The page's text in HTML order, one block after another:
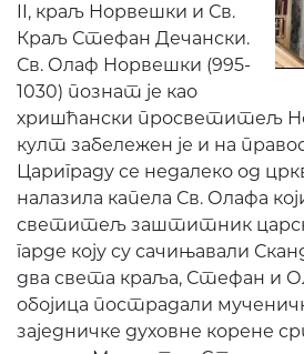
II, краљ Норвешки и Св.
Краљ Стефан Дечански.
Св. Олаф Норвешки (995-
1030) познат је као
хришћански просветитељ
култ забележен је и на
Цариграду се недалеко од
налазила капела Св. Олафа
светитељ заштитник
гарде коју су сачињавали
два света краља, Стефан и
обојица пострадали
заједничке духовне корене